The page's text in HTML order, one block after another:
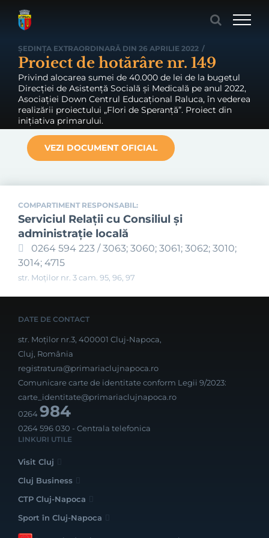
ȘEDINȚA EXTRAORDINARĂ DIN 26 APRILIE 2022 /
Proiect de hotărâre nr. 149
Privind alocarea sumei de 40.000 de lei de la bugetul
Direcției de Asistență Socială și Medicală pe anul 2022,
Asociației Down Centrul Educațional Raluca, în vederea
realizării proiectului „Flori de Speranță”. Proiect din
inițiativa primarului.
VEZI DOCUMENT OFICIAL
COMPARTIMENT RESPONSABIL:
Serviciul Relaţii cu Consiliul şi
administraţie locală
0264 594 223 / 3063; 3060; 3061; 3062; 3010;
3014; 4715
str. Moților nr. 3 cam. 95, 96, 97
DATE DE CONTACT
str. Moților nr.3, 400001 Cluj-Napoca,
Cluj, România
registratura@primariaclujnapoca.ro
Comunicare carte de identitate conform Legii 9/2023:
carte_identitate@primariaclujnapoca.ro
0264984
0264 596 030 - Centrala telefonica
LINKURI UTILE
Visit Cluj
Cluj Business
CTP Cluj-Napoca
Sport în Cluj-Napoca